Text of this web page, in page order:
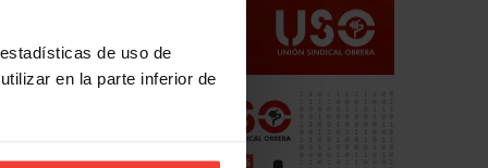
de uso de
en la parte inferior de